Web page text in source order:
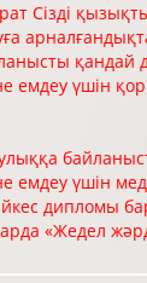
Сізді
қандай
емдеу үшін
емдеу үшін
дипломы
«Жедел